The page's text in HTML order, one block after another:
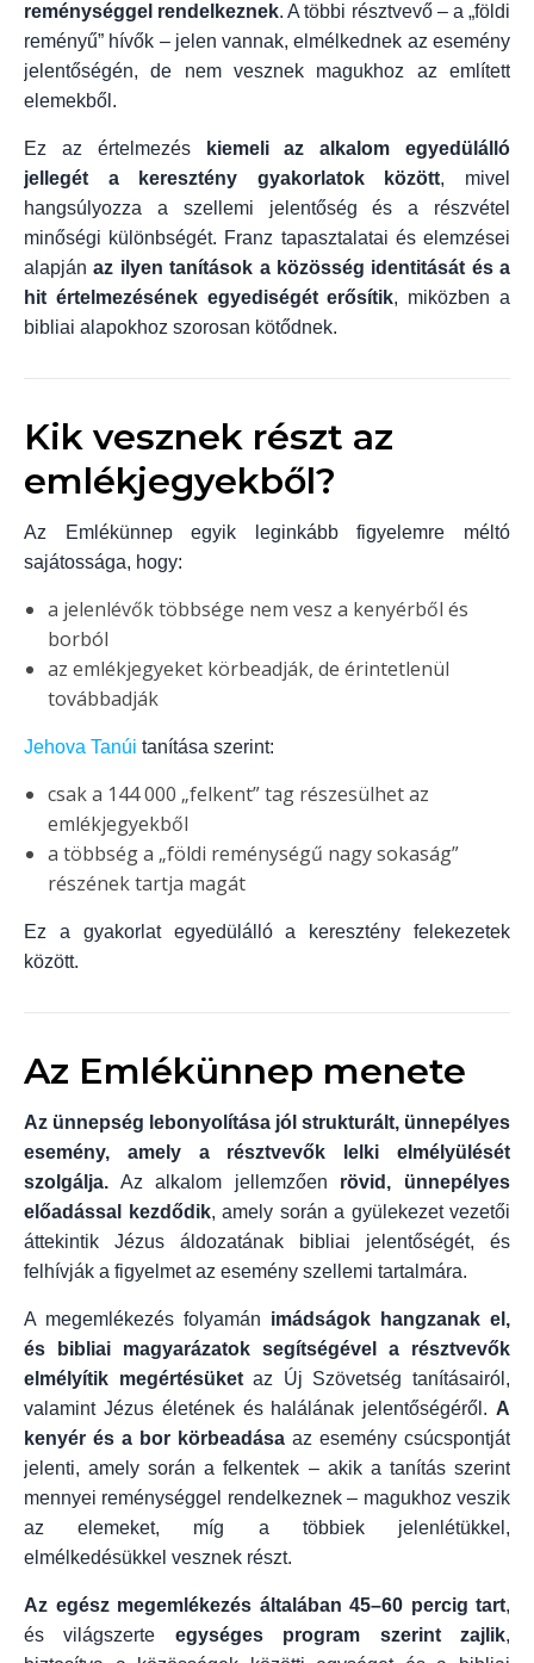
reménységgel rendelkeznek. A többi résztvevő – a „földi
reményű” hívők – jelen vannak, elmélkednek az esemény
jelentőségén, de nem vesznek magukhoz az említett
elemekből.
Ez az értelmezés
kiemeli az alkalom egyedülálló
jellegét a keresztény gyakorlatok között, mivel
hangsúlyozza a szellemi jelentőség és a részvétel
minőségi különbségét. Franz tapasztalatai és elemzései
alapjánaz ilyen tanítások a közösség identitását és a
hit értelmezésének egyediségét erősítik, miközben a
bibliai alapokhoz szorosan kötődnek.
Kik vesznek részt az
emlékjegyekből?
Az Emlékünnep egyik leginkább figyelemre méltó
sajátossága, hogy:
a jelenlévők többsége nem vesz a kenyérből és
borból
az emlékjegyeket körbeadják, de érintetlenül
továbbadják
Jehova Tanúi tanítása szerint:
csak a 144 000 „felkent” tag részesülhet az
emlékjegyekből
a többség a „földi reménységű nagy sokaság”
részének tartja magát
Ez a gyakorlat egyedülálló a keresztény felekezetek
között.
Az Emlékünnep menete
Az ünnepség lebonyolítása jól strukturált, ünnepélyes
esemény, amely a résztvevők lelki elmélyülését
szolgálja. Az alkalom jellemzően rövid, ünnepélyes
előadással kezdődik, amely során a gyülekezet vezetői
áttekintik Jézus áldozatának bibliai jelentőségét, és
felhívják a figyelmet az esemény szellemi tartalmára.
A megemlékezés folyamán imádságok hangzanak el,
és bibliai magyarázatok segítségével a résztvevők
elmélyítik megértésüketaz Új Szövetség tanításairól,
valamint Jézus életének és halálának jelentőségéről. A
kenyér és a bor körbeadása az esemény csúcspontját
jelenti, amely során a felkentek – akik a tanítás szerint
mennyei reménységgel rendelkeznek – magukhoz veszik
az elemeket, míg a többiek jelenlétükkel,
elmélkedésükkel vesznek részt.
Az egész megemlékezés általában 45–60 percig tart,
és világszerte egységes program szerint zajlik,